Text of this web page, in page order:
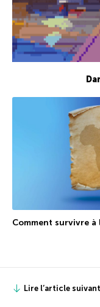
Comment survivre
Lire l’article suivant